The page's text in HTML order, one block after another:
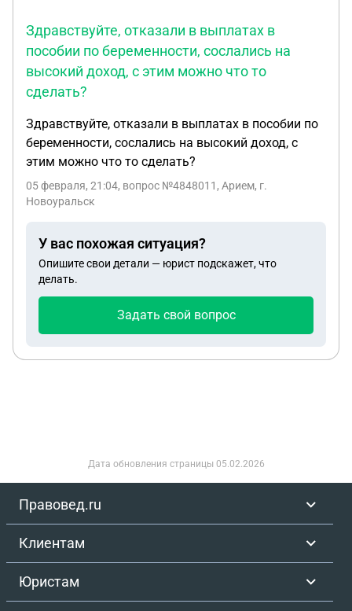
Здравствуйте, отказали в выплатах в
пособии по беременности, сослались на
высокий доход, с этим можно что то
сделать?
Здравствуйте, отказали в выплатах в пособии по
беременности, сослались на высокий доход, с
этим можно что то сделать?
05 февраля, 21:04, вопрос №4848011, Арием, г.
Новоуральск
У вас похожая ситуация?
Опишите свои детали — юрист подскажет, что
делать.
Задать свой вопрос
Дата обновления страницы 05.02.2026
Правовед.ru
Клиентам
Юристам